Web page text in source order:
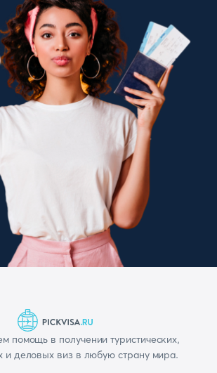
помощь в получении туристических,
и деловых виз в любую страну мира.